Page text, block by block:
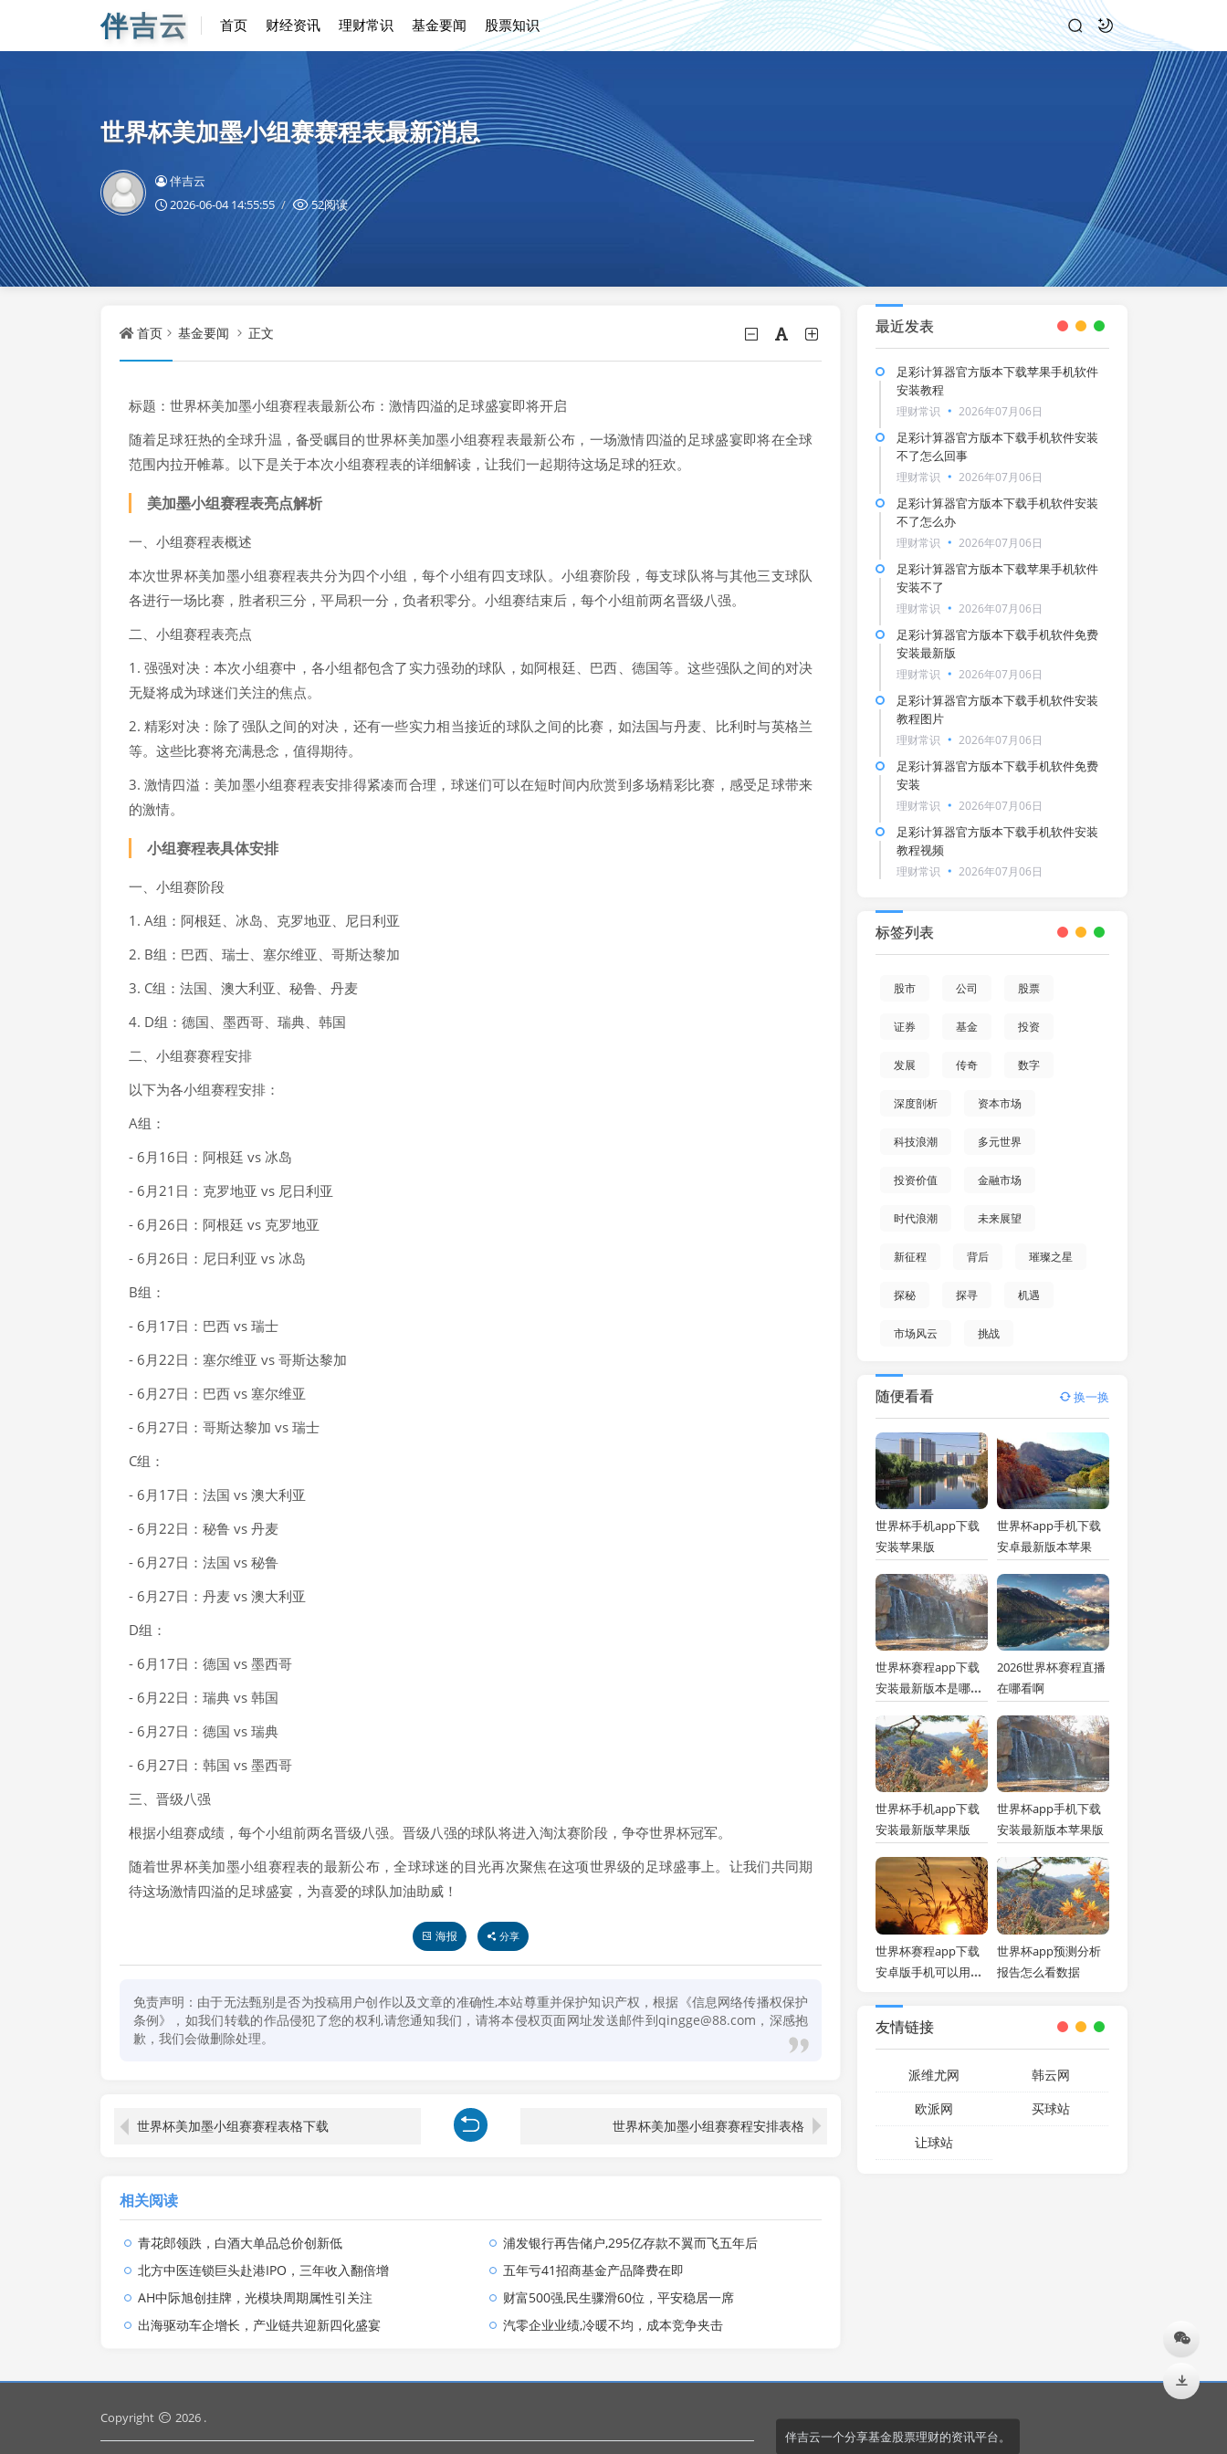
伴吉云 首页 财经资讯 理财常识 基金要闻 股票知识
世界杯美加墨小组赛赛程表最新消息
伴吉云
2026-06-04 14:55:55
52阅读
首页 基金要闻 正文
标题：世界杯美加墨小组赛程表最新公布：激情四溢的足球盛宴即将开启
随着足球狂热的全球升温，备受瞩目的世界杯美加墨小组赛程表最新公布，一场激情四溢的足球盛宴即将在全球
范围内拉开帷幕。以下是关于本次小组赛程表的详细解读，让我们一起期待这场足球的狂欢。
美加墨小组赛程表亮点解析
一、小组赛程表概述
本次世界杯美加墨小组赛程表共分为四个小组，每个小组有四支球队。小组赛阶段，每支球队将与其他三支球队
各进行一场比赛，胜者积三分，平局积一分，负者积零分。小组赛结束后，每个小组前两名晋级八强。
二、小组赛程表亮点
1. 强强对决：本次小组赛中，各小组都包含了实力强劲的球队，如阿根廷、巴西、德国等。这些强队之间的对决
无疑将成为球迷们关注的焦点。
2. 精彩对决：除了强队之间的对决，还有一些实力相当接近的球队之间的比赛，如法国与丹麦、比利时与英格兰
等。这些比赛将充满悬念，值得期待。
3. 激情四溢：美加墨小组赛程表安排得紧凑而合理，球迷们可以在短时间内欣赏到多场精彩比赛，感受足球带来
的激情。
小组赛程表具体安排
一、小组赛阶段
1. A组：阿根廷、冰岛、克罗地亚、尼日利亚
2. B组：巴西、瑞士、塞尔维亚、哥斯达黎加
3. C组：法国、澳大利亚、秘鲁、丹麦
4. D组：德国、墨西哥、瑞典、韩国
二、小组赛赛程安排
以下为各小组赛程安排：
A组：
- 6月16日：阿根廷 vs 冰岛
- 6月21日：克罗地亚 vs 尼日利亚
- 6月26日：阿根廷 vs 克罗地亚
- 6月26日：尼日利亚 vs 冰岛
B组：
- 6月17日：巴西 vs 瑞士
- 6月22日：塞尔维亚 vs 哥斯达黎加
- 6月27日：巴西 vs 塞尔维亚
- 6月27日：哥斯达黎加 vs 瑞士
C组：
- 6月17日：法国 vs 澳大利亚
- 6月22日：秘鲁 vs 丹麦
- 6月27日：法国 vs 秘鲁
- 6月27日：丹麦 vs 澳大利亚
D组：
- 6月17日：德国 vs 墨西哥
- 6月22日：瑞典 vs 韩国
- 6月27日：德国 vs 瑞典
- 6月27日：韩国 vs 墨西哥
三、晋级八强
根据小组赛成绩，每个小组前两名晋级八强。晋级八强的球队将进入淘汰赛阶段，争夺世界杯冠军。
随着世界杯美加墨小组赛程表的最新公布，全球球迷的目光再次聚焦在这项世界级的足球盛事上。让我们共同期
待这场激情四溢的足球盛宴，为喜爱的球队加油助威！
海报 分享
免责声明：由于无法甄别是否为投稿用户创作以及文章的准确性,本站尊重并保护知识产权，根据《信息网络传播权保护
条例》，如我们转载的作品侵犯了您的权利,请您通知我们，请将本侵权页面网址发送邮件到qingge@88.com，深感抱
歉，我们会做删除处理。
世界杯美加墨小组赛赛程表格下载 世界杯美加墨小组赛赛程安排表格
相关阅读
青花郎领跌，白酒大单品总价创新低
浦发银行再告储户,295亿存款不翼而飞五年后
北方中医连锁巨头赴港IPO，三年收入翻倍增
五年亏41招商基金产品降费在即
AH中际旭创挂牌，光模块周期属性引关注
财富500强,民生骤滑60位，平安稳居一席
出海驱动车企增长，产业链共迎新四化盛宴
汽零企业业绩,冷暖不均，成本竞争夹击
最近发表
足彩计算器官方版本下载苹果手机软件
安装教程
理财常识 2026年07月06日
足彩计算器官方版本下载手机软件安装
不了怎么回事
理财常识 2026年07月06日
足彩计算器官方版本下载手机软件安装
不了怎么办
理财常识 2026年07月06日
足彩计算器官方版本下载苹果手机软件
安装不了
理财常识 2026年07月06日
足彩计算器官方版本下载手机软件免费
安装最新版
理财常识 2026年07月06日
足彩计算器官方版本下载手机软件安装
教程图片
理财常识 2026年07月06日
足彩计算器官方版本下载手机软件免费
安装
理财常识 2026年07月06日
足彩计算器官方版本下载手机软件安装
教程视频
理财常识 2026年07月06日
标签列表
股市 公司 股票
证券 基金 投资
发展 传奇 数字
深度剖析 资本市场
科技浪潮 多元世界
投资价值 金融市场
时代浪潮 未来展望
新征程 背后 璀璨之星
探秘 探寻 机遇
市场风云 挑战
随便看看 换一换
世界杯手机app下载
安装苹果版
世界杯app手机下载
安卓最新版本苹果
世界杯赛程app下载
安装最新版本是哪个
2026世界杯赛程直播
在哪看啊
世界杯手机app下载
安装最新版苹果版
世界杯app手机下载
安装最新版本苹果版
世界杯赛程app下载
安卓版手机可以用吗
世界杯app预测分析
报告怎么看数据
友情链接
派维尤网
韩云网
欧派网
买球站
让球站
Copyright
2026 .
伴吉云一个分享基金股票理财的资讯平台。